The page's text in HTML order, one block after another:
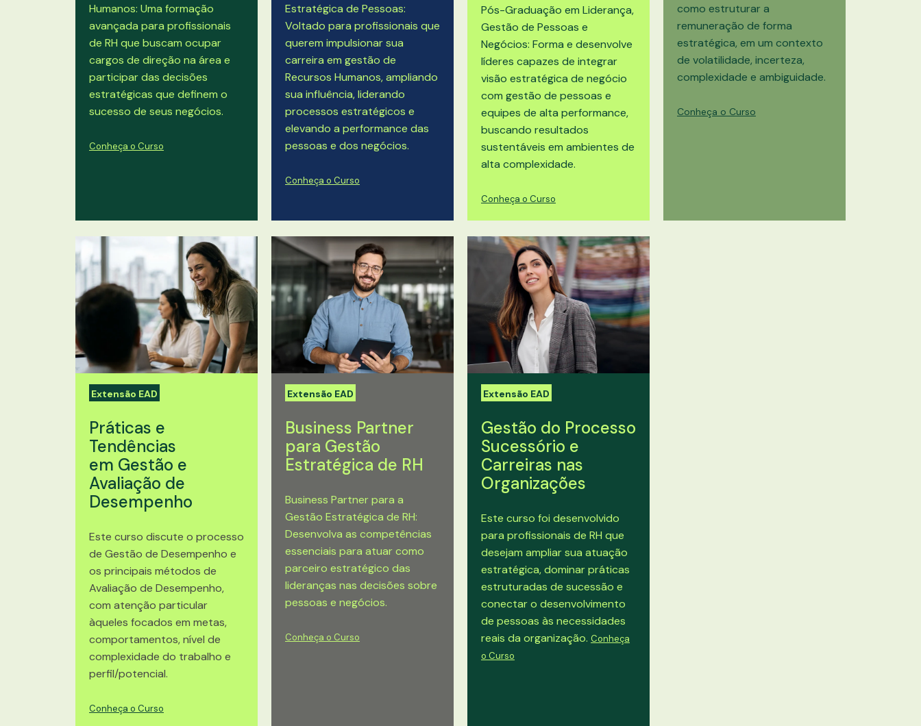
Humanos: Uma formação
avançada para profissionais
de RH que buscam ocupar
cargos de direção na área e
participar das decisões
estratégicas que definem o
sucesso de seus negócios.
Conheça o Curso
Estratégica de Pessoas:
Voltado para profissionais que
querem impulsionar sua
carreira em gestão de
Recursos Humanos, ampliando
sua influência, liderando
processos estratégicos e
elevando a performance das
pessoas e dos negócios.
Conheça o Curso
Pós-Graduação em Liderança,
Gestão de Pessoas e
Negócios: Forma e desenvolve
líderes capazes de integrar
visão estratégica de negócio
com gestão de pessoas e
equipes de alta performance,
buscando resultados
sustentáveis em ambientes de
alta complexidade.
Conheça o Curso
como estruturar a
remuneração de forma
estratégica, em um contexto
de volatilidade, incerteza,
complexidade e ambiguidade.
Conheça o Curso
Extensão EAD
Práticas e
Tendências
em Gestão e
Avaliação de
Desempenho
Este curso discute o processo
de Gestão de Desempenho e
os principais métodos de
Avaliação de Desempenho,
com atenção particular
àqueles focados em metas,
comportamentos, nível de
complexidade do trabalho e
perfil/potencial.
Conheça o Curso
Extensão EAD
Business Partner
para Gestão
Estratégica de RH
Business Partner para a
Gestão Estratégica de RH:
Desenvolva as competências
essenciais para atuar como
parceiro estratégico das
lideranças nas decisões sobre
pessoas e negócios.
Conheça o Curso
Extensão EAD
Gestão do Processo
Sucessório e
Carreiras nas
Organizações
Este curso foi desenvolvido
para profissionais de RH que
desejam ampliar sua atuação
estratégica, dominar práticas
estruturadas de sucessão e
conectar o desenvolvimento
de pessoas às necessidades
reais da organização. Conheça
o Curso